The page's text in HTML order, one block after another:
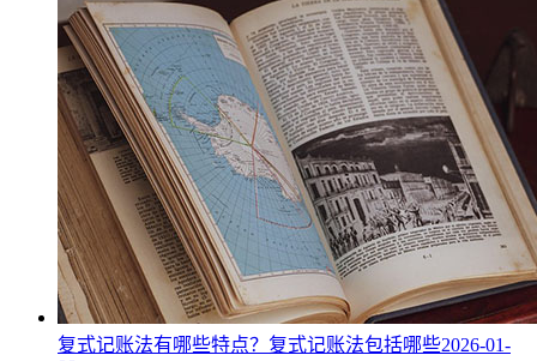
复式记账法有哪些特点？复式记账法包括哪些2026-01-